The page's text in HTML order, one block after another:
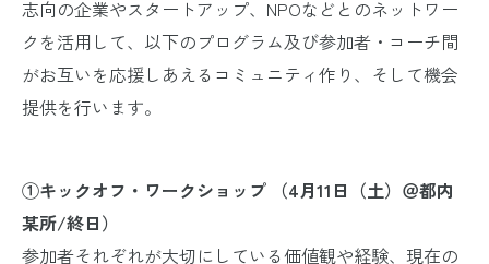
志向の企業やスタートアップ、NPOなどとのネットワー
クを活用して、以下のプログラム及び参加者・コーチ間
がお互いを応援しあえるコミュニティ作り、そして機会
提供を行います。
①キックオフ・ワークショップ （4月11日（土）＠都内
某所/終日）
参加者それぞれが大切にしている価値観や経験、現在の